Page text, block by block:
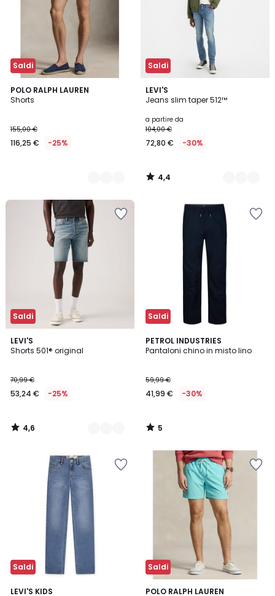
Saldi
POLO RALPH LAUREN
Shorts
155,00 €
116,25 € -25%
3
Colori
Saldi
LEVI'S
Jeans slim taper 512™
a partire da
104,00 €
72,80 € -30%
4,4
/ 5
3
Colori
4,4
/
Saldi
LEVI'S
Shorts 501® original
70,99 €
53,24 € -25%
4,6
/ 5
2
Colori
4,6
/
Saldi
PETROL INDUSTRIES
Pantaloni chino in misto lino
59,99 €
41,99 € -30%
5
/
5
/
Saldi
LEVI'S KIDS
5
Saldi
POLO RALPH LAUREN
4,9
5